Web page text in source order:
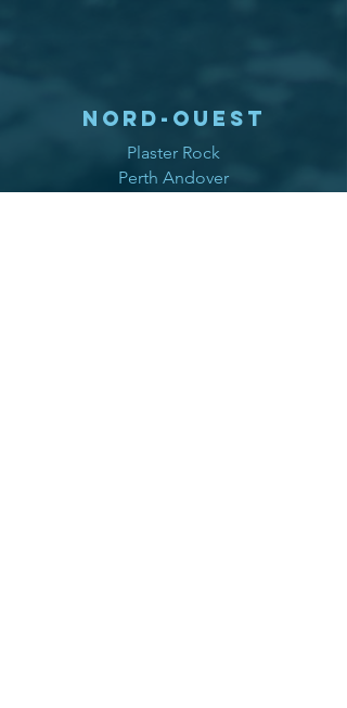
NORD-OUEST
Plaster Rock
Perth Andover